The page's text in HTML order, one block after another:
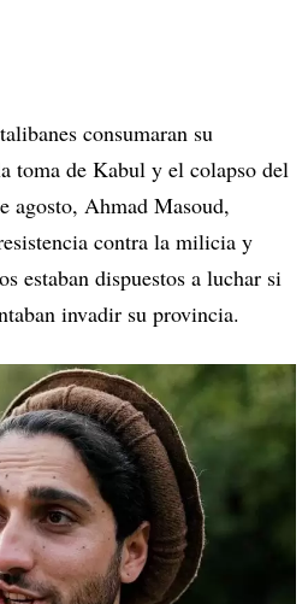
consumaran su
toma de Kabul y el colapso del
agosto, Ahmad Masoud,
contra la milicia y
estaban dispuestos a luchar si
invadir su provincia.